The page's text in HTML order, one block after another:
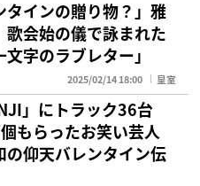
タインの贈り物？」雅
会始の儀で詠まれた
文字のラブレター」
2025/02/14 18:00 皇室
」にトラック36台
もらったお笑い芸人
仰天バレンタイン伝